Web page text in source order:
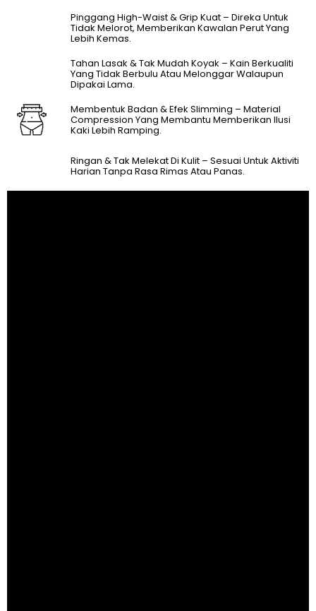
Pinggang High-Waist & Grip Kuat – Direka Untuk
Tidak Melorot, Memberikan Kawalan Perut Yang
Lebih Kemas.
Tahan Lasak & Tak Mudah Koyak – Kain Berkualiti
Yang Tidak Berbulu Atau Melonggar Walaupun
Dipakai Lama.
Membentuk Badan & Efek Slimming – Material
Compression Yang Membantu Memberikan Ilusi
Kaki Lebih Ramping.
Ringan & Tak Melekat Di Kulit – Sesuai Untuk Aktiviti
Harian Tanpa Rasa Rimas Atau Panas.